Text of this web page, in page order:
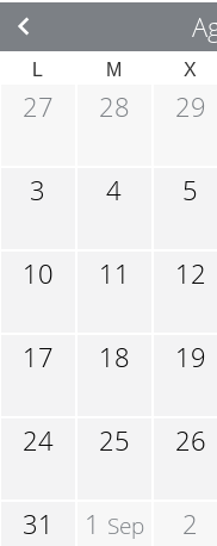
L M X
27 28 29
3 4 5
10 11 12
17 18 19
24 25 26
31 1 Sep 2